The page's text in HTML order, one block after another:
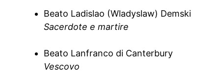
Beato Ladislao (Wladyslaw) Demski
Sacerdote e martire
Beato Lanfranco di Canterbury
Vescovo